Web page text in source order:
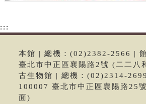
:::
本館 | 總機：(02)2382-2566 |
臺北市中正區襄陽路2號 (二二八
古生物館 | 總機：(02)2314-
100007 臺北市中正區襄陽路25
面)